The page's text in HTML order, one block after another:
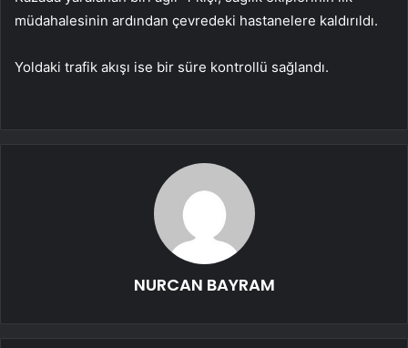
müdahalesinin ardından çevredeki hastanelere kaldırıldı.
Yoldaki trafik akışı ise bir süre kontrollü sağlandı.
NURCAN BAYRAM